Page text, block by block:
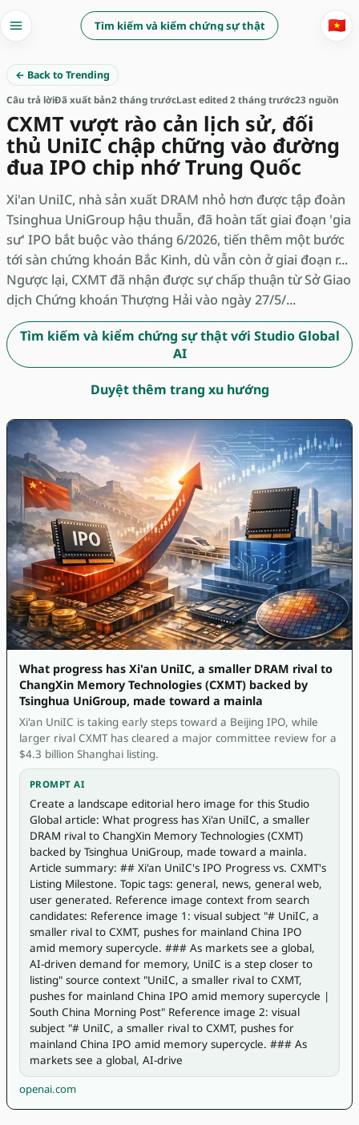
Tìm kiếm và kiểm chứng sự thật 🇻🇳
← Back to Trending
Câu trả lờiĐã xuất bản2 tháng trướcLast edited 2 tháng trước23 nguồn
CXMT vượt rào cản lịch sử, đối
thủ UniIC chập chững vào đường
đua IPO chip nhớ Trung Quốc
Xi'an UniIC, nhà sản xuất DRAM nhỏ hơn được tập đoàn
Tsinghua UniGroup hậu thuẫn, đã hoàn tất giai đoạn 'gia
sư' IPO bắt buộc vào tháng 6/2026, tiến thêm một bước
tới sàn chứng khoán Bắc Kinh, dù vẫn còn ở giai đoạn r...
Ngược lại, CXMT đã nhận được sự chấp thuận từ Sở Giao
dịch Chứng khoán Thượng Hải vào ngày 27/5/...
Tìm kiếm và kiểm chứng sự thật với Studio Global
AI
Duyệt thêm trang xu hướng
What progress has Xi'an UniIC, a smaller DRAM rival to
ChangXin Memory Technologies (CXMT) backed by
Tsinghua UniGroup, made toward a mainla
Xi'an UniIC is taking early steps toward a Beijing IPO, while
larger rival CXMT has cleared a major committee review for a
$4.3 billion Shanghai listing.
PROMPT AI
Create a landscape editorial hero image for this Studio
Global article: What progress has Xi'an UniIC, a smaller
DRAM rival to ChangXin Memory Technologies (CXMT)
backed by Tsinghua UniGroup, made toward a mainla.
Article summary: ## Xi'an UniIC's IPO Progress vs. CXMT's
Listing Milestone. Topic tags: general, news, general web,
user generated. Reference image context from search
candidates: Reference image 1: visual subject "# UniIC, a
smaller rival to CXMT, pushes for mainland China IPO
amid memory supercycle. ### As markets see a global,
AI-driven demand for memory, UniIC is a step closer to
listing" source context "UniIC, a smaller rival to CXMT,
pushes for mainland China IPO amid memory supercycle |
South China Morning Post" Reference image 2: visual
subject "# UniIC, a smaller rival to CXMT, pushes for
mainland China IPO amid memory supercycle. ### As
markets see a global, AI-drive
openai.com